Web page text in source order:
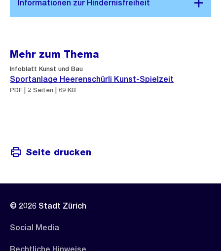
Mehr zum Thema
Infoblatt Kunst und Bau
Sportanlage Heerenschürli Kunst-Spielzeit
PDF | 2 Seiten | 69 KB
Seite drucken
© 2026 Stadt Zürich
Social Media